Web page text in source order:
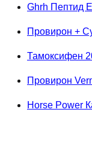
Ghrh Пептид
Провирон +
Тамоксифен
Провирон
Horse Power